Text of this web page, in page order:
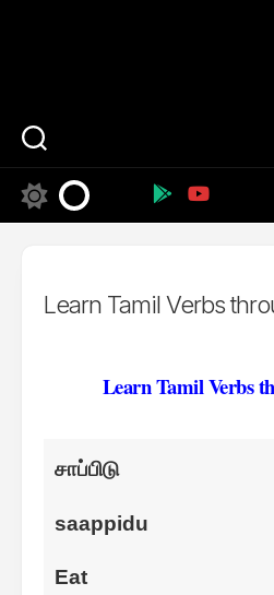
Learn Tamil Verbs
Learn Tamil Verbs
சாப்பிடு
saappidu
Eat